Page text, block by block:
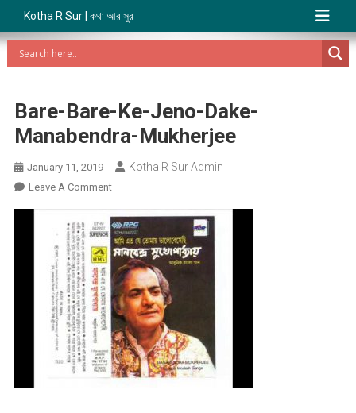
Kotha R Sur | কথা আর সুর
Bare-Bare-Ke-Jeno-Dake-
Manabendra-Mukherjee
January 11, 2019 Kotha R Sur Admin
Leave A CommentOn
Bare-
Ke-
Jeno-
Dake-
Manabendra-
Mukherjee